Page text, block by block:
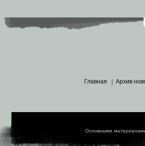
Главная Архив
Основными